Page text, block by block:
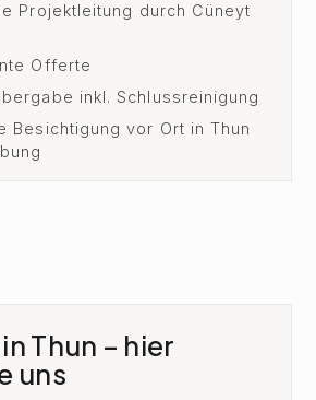
Projektleitung durch Cüneyt
Offerte
inkl. Schlussreinigung
Besichtigung vor Ort in Thun
Thun – hier
uns